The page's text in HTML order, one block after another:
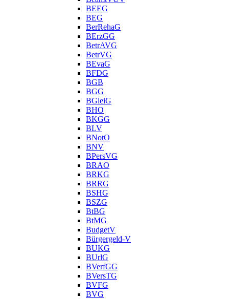
BEEG
BEG
BerRehaG
BErzGG
BetrAVG
BetrVG
BEvaG
BFDG
BGB
BGG
BGleiG
BHO
BKGG
BLV
BNotO
BNV
BPersVG
BRAO
BRKG
BRRG
BSHG
BSZG
BtBG
BtMG
BudgetV
Bürgergeld-V
BUKG
BUrlG
BVerfGG
BVersTG
BVFG
BVG